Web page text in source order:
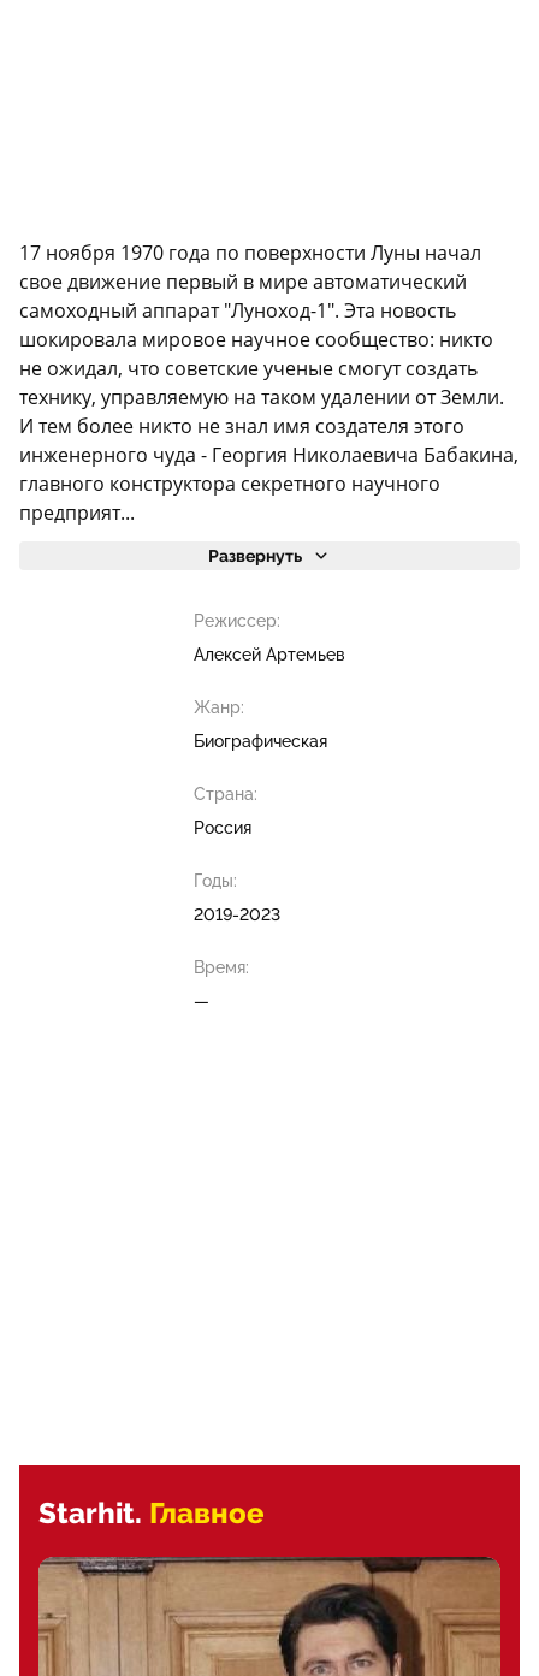
17 ноября 1970 года по поверхности Луны начал
свое движение первый в мире автоматический
самоходный аппарат "Луноход-1". Эта новость
шокировала мировое научное сообщество: никто
не ожидал, что советские ученые смогут создать
технику, управляемую на таком удалении от Земли.
И тем более никто не знал имя создателя этого
инженерного чуда - Георгия Николаевича Бабакина,
главного конструктора секретного научного
предприят...
Развернуть
Режиссер:
Алексей Артемьев
Жанр:
Биографическая
Страна:
Россия
Годы:
2019-2023
Время:
—
Starhit. Главное